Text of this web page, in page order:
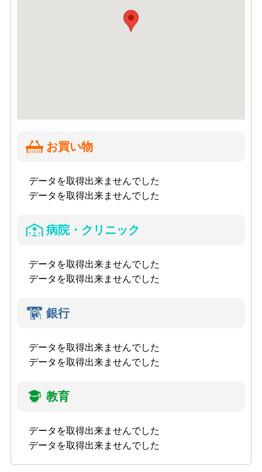
お買い物
データを取得出来ませんでした
データを取得出来ませんでした
病院・クリニック
データを取得出来ませんでした
データを取得出来ませんでした
銀行
データを取得出来ませんでした
データを取得出来ませんでした
教育
データを取得出来ませんでした
データを取得出来ませんでした